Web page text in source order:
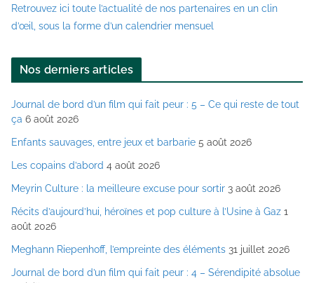
m
a
Retrouvez ici toute l’actualité de nos partenaires en un clin
d’œil, sous la forme d’un calendrier mensuel
Nos derniers articles
Journal de bord d’un film qui fait peur : 5 – Ce qui reste de tout
ça 6 août 2026
Enfants sauvages, entre jeux et barbarie 5 août 2026
Les copains d’abord 4 août 2026
Meyrin Culture : la meilleure excuse pour sortir 3 août 2026
Récits d’aujourd’hui, héroïnes et pop culture à l’Usine à Gaz 1
août 2026
Meghann Riepenhoff, l’empreinte des éléments 31 juillet 2026
Journal de bord d’un film qui fait peur : 4 – Sérendipité absolue